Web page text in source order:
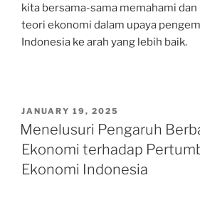
kita bersama-sama memahami
teori ekonomi dalam upaya
Indonesia ke arah yang lebih baik.
POSTED
ON
JANUARY 19, 2025
Menelusuri Pengaruh
Ekonomi terhadap
Ekonomi Indonesia